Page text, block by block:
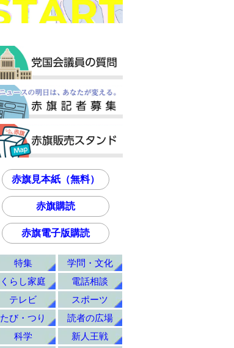
赤旗見本紙（無料）
赤旗購読
赤旗電子版購読
特集
学問・文化
くらし家庭
電話相談
テレビ
スポーツ
たび・つり
読者の広場
科学
新人王戦